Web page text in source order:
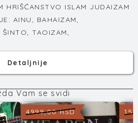
HRIŠĆANSTVO ISLAM JUDAIZAM
AINU, BAHAIZAM,
ŠINTO, TAOIZAM,
Detaljnije
Vam se svidi
4999,00 RSD